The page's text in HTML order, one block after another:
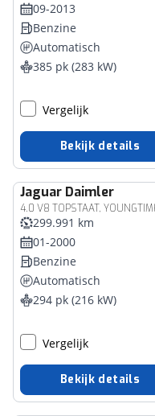
09-2013
Benzine
Automatisch
385 pk (283 kW)
Vergelijk
Bekijk details
Jaguar Daimler
299.991 km
01-2000
Benzine
Automatisch
294 pk (216 kW)
Vergelijk
Bekijk details